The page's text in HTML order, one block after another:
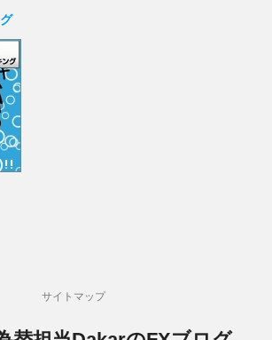
サイトマップ